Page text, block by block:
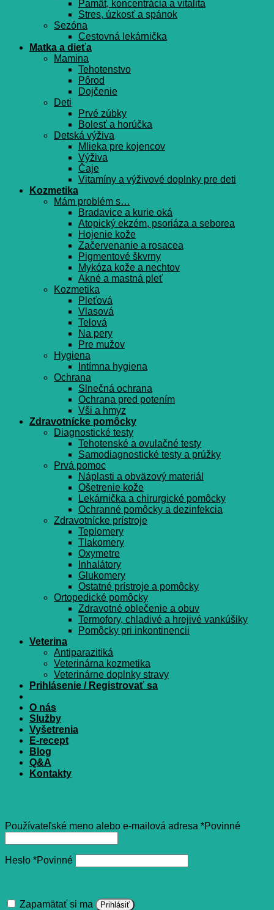
Pamät, koncentrácia a vitalita
Stres, úzkosť a spánok
Sezóna
Cestovná lekárnička
Matka a dieťa
Mamina
Tehotenstvo
Pôrod
Dojčenie
Deti
Prvé zúbky
Bolesť a horúčka
Detská výživa
Mlieka pre kojencov
Výživa
Čaje
Vitamíny a výživové doplnky pre deti
Kozmetika
Mám problém s…
Bradavice a kurie oká
Atopický ekzém, psoriáza a seborea
Hojenie kože
Začervenanie a rosacea
Pigmentové škvrny
Mykóza kože a nechtov
Akné a mastná pleť
Kozmetika
Pleťová
Vlasová
Telová
Na pery
Pre mužov
Hygiena
Intímna hygiena
Ochrana
Slnečná ochrana
Ochrana pred potením
Vši a hmyz
Zdravotnícke pomôcky
Diagnostické testy
Tehotenské a ovulačné testy
Samodiagnostické testy a prúžky
Prvá pomoc
Náplasti a obväzový materiál
Ošetrenie kože
Lekárnička a chirurgické pomôcky
Ochranné pomôcky a dezinfekcia
Zdravotnícke prístroje
Teplomery
Tlakomery
Oxymetre
Inhalátory
Glukomery
Ostatné prístroje a pomôcky
Ortopedické pomôcky
Zdravotné oblečenie a obuv
Termofory, chladivé a hrejivé vankúšiky
Pomôcky pri inkontinencii
Veterina
Antiparazitiká
Veterinárna kozmetika
Veterinárne doplnky stravy
Prihlásenie / Registrovať sa
O nás
Služby
Vyšetrenia
E-recept
Blog
Q&A
Kontakty
Používateľské meno alebo e-mailová adresa *Povinné
Heslo *Povinné
Zapamätať si ma Prihlásiť